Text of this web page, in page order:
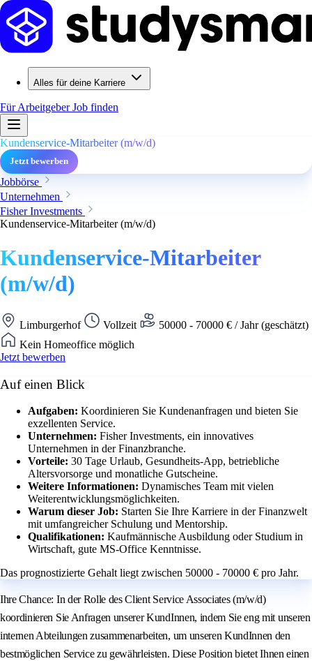
Alles für deine Karriere
Für ArbeitgeberJob finden
Kundenservice-Mitarbeiter (m/w/d)
Jetzt bewerben
Jobbörse
Unternehmen
Fisher Investments
Kundenservice-Mitarbeiter (m/w/d)
Kundenservice-Mitarbeiter
(m/w/d)
Limburgerhof Vollzeit
50000 - 70000 € / Jahr (geschätzt)
Kein Homeoffice möglich
Jetzt bewerben
Auf einen Blick
Aufgaben: Koordinieren Sie Kundenanfragen und bieten Sie
exzellenten Service.
Unternehmen: Fisher Investments, ein innovatives
Unternehmen in der Finanzbranche.
Vorteile: 30 Tage Urlaub, Gesundheits-App, betriebliche
Altersvorsorge und monatliche Gutscheine.
Weitere Informationen: Dynamisches Team mit vielen
Weiterentwicklungsmöglichkeiten.
Warum dieser Job: Starten Sie Ihre Karriere in der Finanzwelt
mit umfangreicher Schulung und Mentorship.
Qualifikationen: Kaufmännische Ausbildung oder Studium in
Wirtschaft, gute MS-Office Kenntnisse.
Das prognostizierte Gehalt liegt zwischen 50000 - 70000 € pro Jahr.
Ihre Chance: In der Rolle des Client Service Associates (m/w/d)
koordinieren Sie Anfragen unserer KundInnen, indem Sie eng mit unseren
internen Abteilungen zusammenarbeiten, um unseren KundInnen den
bestmöglichen Service zu gewährleisten. Diese Position bietet Ihnen einen